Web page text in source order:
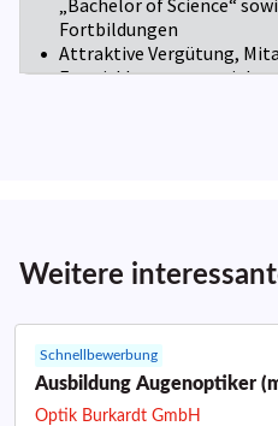
Weitere
Schnellbewerbung
Ausbildung Augenoptiker
Optik Burkardt GmbH